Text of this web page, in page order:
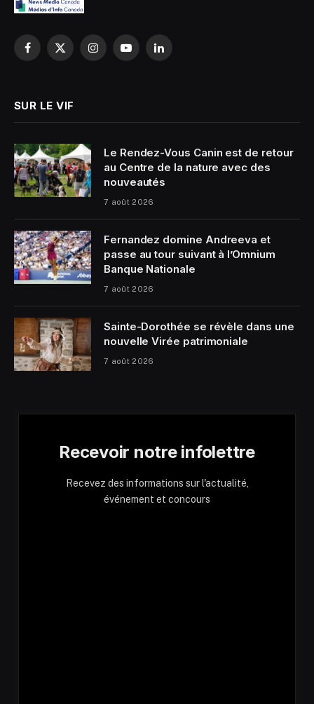
Facebook
X
InstagramYouTubeLinkedIn
SUR LE VIF
Le Rendez-Vous Canin est de retour
au Centre de la nature avec des
nouveautés
7 août 2026
Fernandez domine Andreeva et
passe au tour suivant à l’Omnium
Banque Nationale
7 août 2026
Sainte-Dorothée se révèle dans une
nouvelle Virée patrimoniale
7 août 2026
Recevoir notre infolettre
Recevez des informations sur l'actualité,
événement et concours